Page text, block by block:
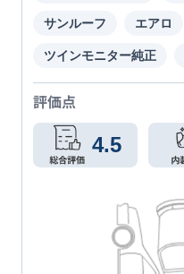
サンルーフ エアロ
ツインモニター純正
評価点
4.5